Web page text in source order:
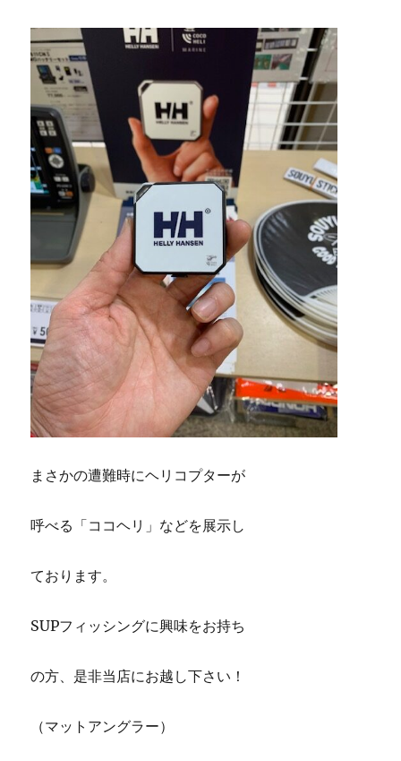
まさかの遭難時にヘリコプターが
呼べる「ココヘリ」などを展示し
ております。
SUPフィッシングに興味をお持ち
の方、是非当店にお越し下さい！
（マットアングラー）